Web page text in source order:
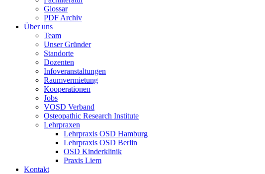
Glossar
PDF Archiv
Über uns
Team
Unser Gründer
Standorte
Dozenten
Infoveranstaltungen
Raumvermietung
Kooperationen
Jobs
VOSD Verband
Osteopathic Research Institute
Lehrpraxen
Lehrpraxis OSD Hamburg
Lehrpraxis OSD Berlin
OSD Kinderklinik
Praxis Liem
Kontakt